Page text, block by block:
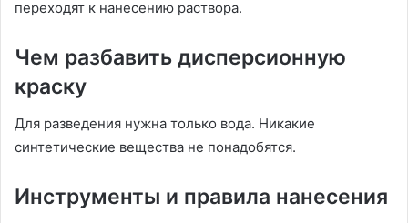
переходят к нанесению раствора.
Чем разбавить дисперсионную
краску
Для разведения нужна только вода. Никакие
синтетические вещества не понадобятся.
Инструменты и правила нанесения